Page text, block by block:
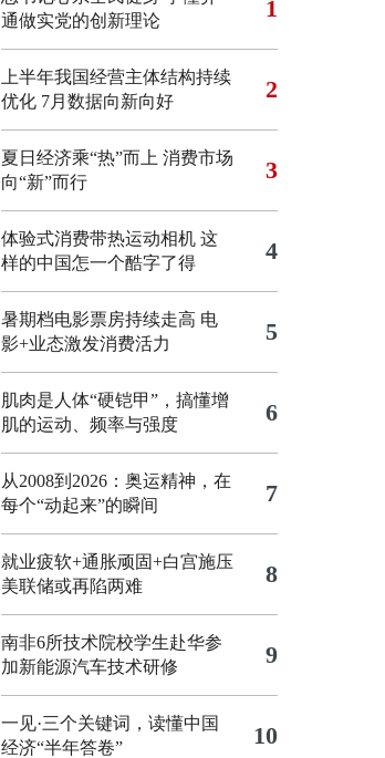
通做实党的创新理论
1
上半年我国经营主体结构持续
优化 7月数据向新向好 2
夏日经济乘“热”而上 消费市场
向“新”而行
3
体验式消费带热运动相机 这
样的中国怎一个酷字了得
4
暑期档电影票房持续走高 电
影+业态激发消费活力
5
肌肉是人体“硬铠甲”，搞懂增
肌的运动、频率与强度
6
从2008到2026：奥运精神，在
每个“动起来”的瞬间
7
就业疲软+通胀顽固+白宫施压
美联储或再陷两难
8
南非6所技术院校学生赴华参
加新能源汽车技术研修
9
一见·三个关键词，读懂中国
经济“半年答卷”
10